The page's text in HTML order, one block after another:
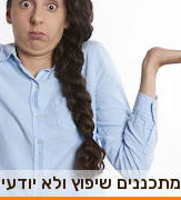
מתכננים שיפוץ ולא